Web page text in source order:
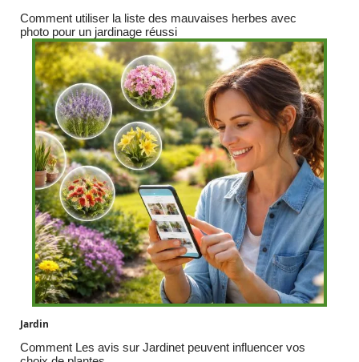
Comment utiliser la liste des mauvaises herbes avec
photo pour un jardinage réussi
Jardin
Comment Les avis sur Jardinet peuvent influencer vos